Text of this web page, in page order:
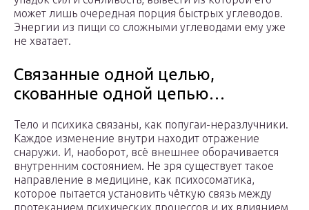
может лишь очередная порция быстрых углеводов.
Энергии из пищи со сложными углеводами ему уже
не хватает.
Связанные одной целью,
скованные одной цепью…
Тело и психика связаны, как попугаи-неразлучники.
Каждое изменение внутри находит отражение
снаружи. И, наоборот, всё внешнее оборачивается
внутренним состоянием. Не зря существует такое
направление в медицине, как психосоматика,
которое пытается установить чёткую связь между
протеканием психических процессов и их влиянием